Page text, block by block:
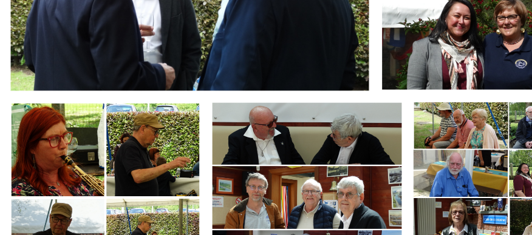
Branding
ARMCHAIR ARMCHAIR
Branding
ARMCHAIR